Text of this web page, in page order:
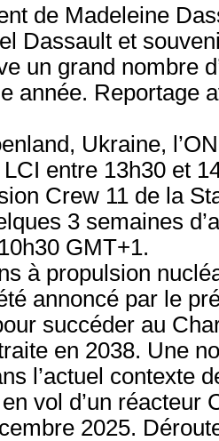
de Madeleine
Dassault et
un grand nombre
année. Reportage
Ukraine,
entre 13h30 et
Crew 11 de la
3 semaines
GMT+1.
à propulsion
annoncé par le
succéder au
en 2038. Une
l’actuel contexte
vol d’un réacteur
2025.